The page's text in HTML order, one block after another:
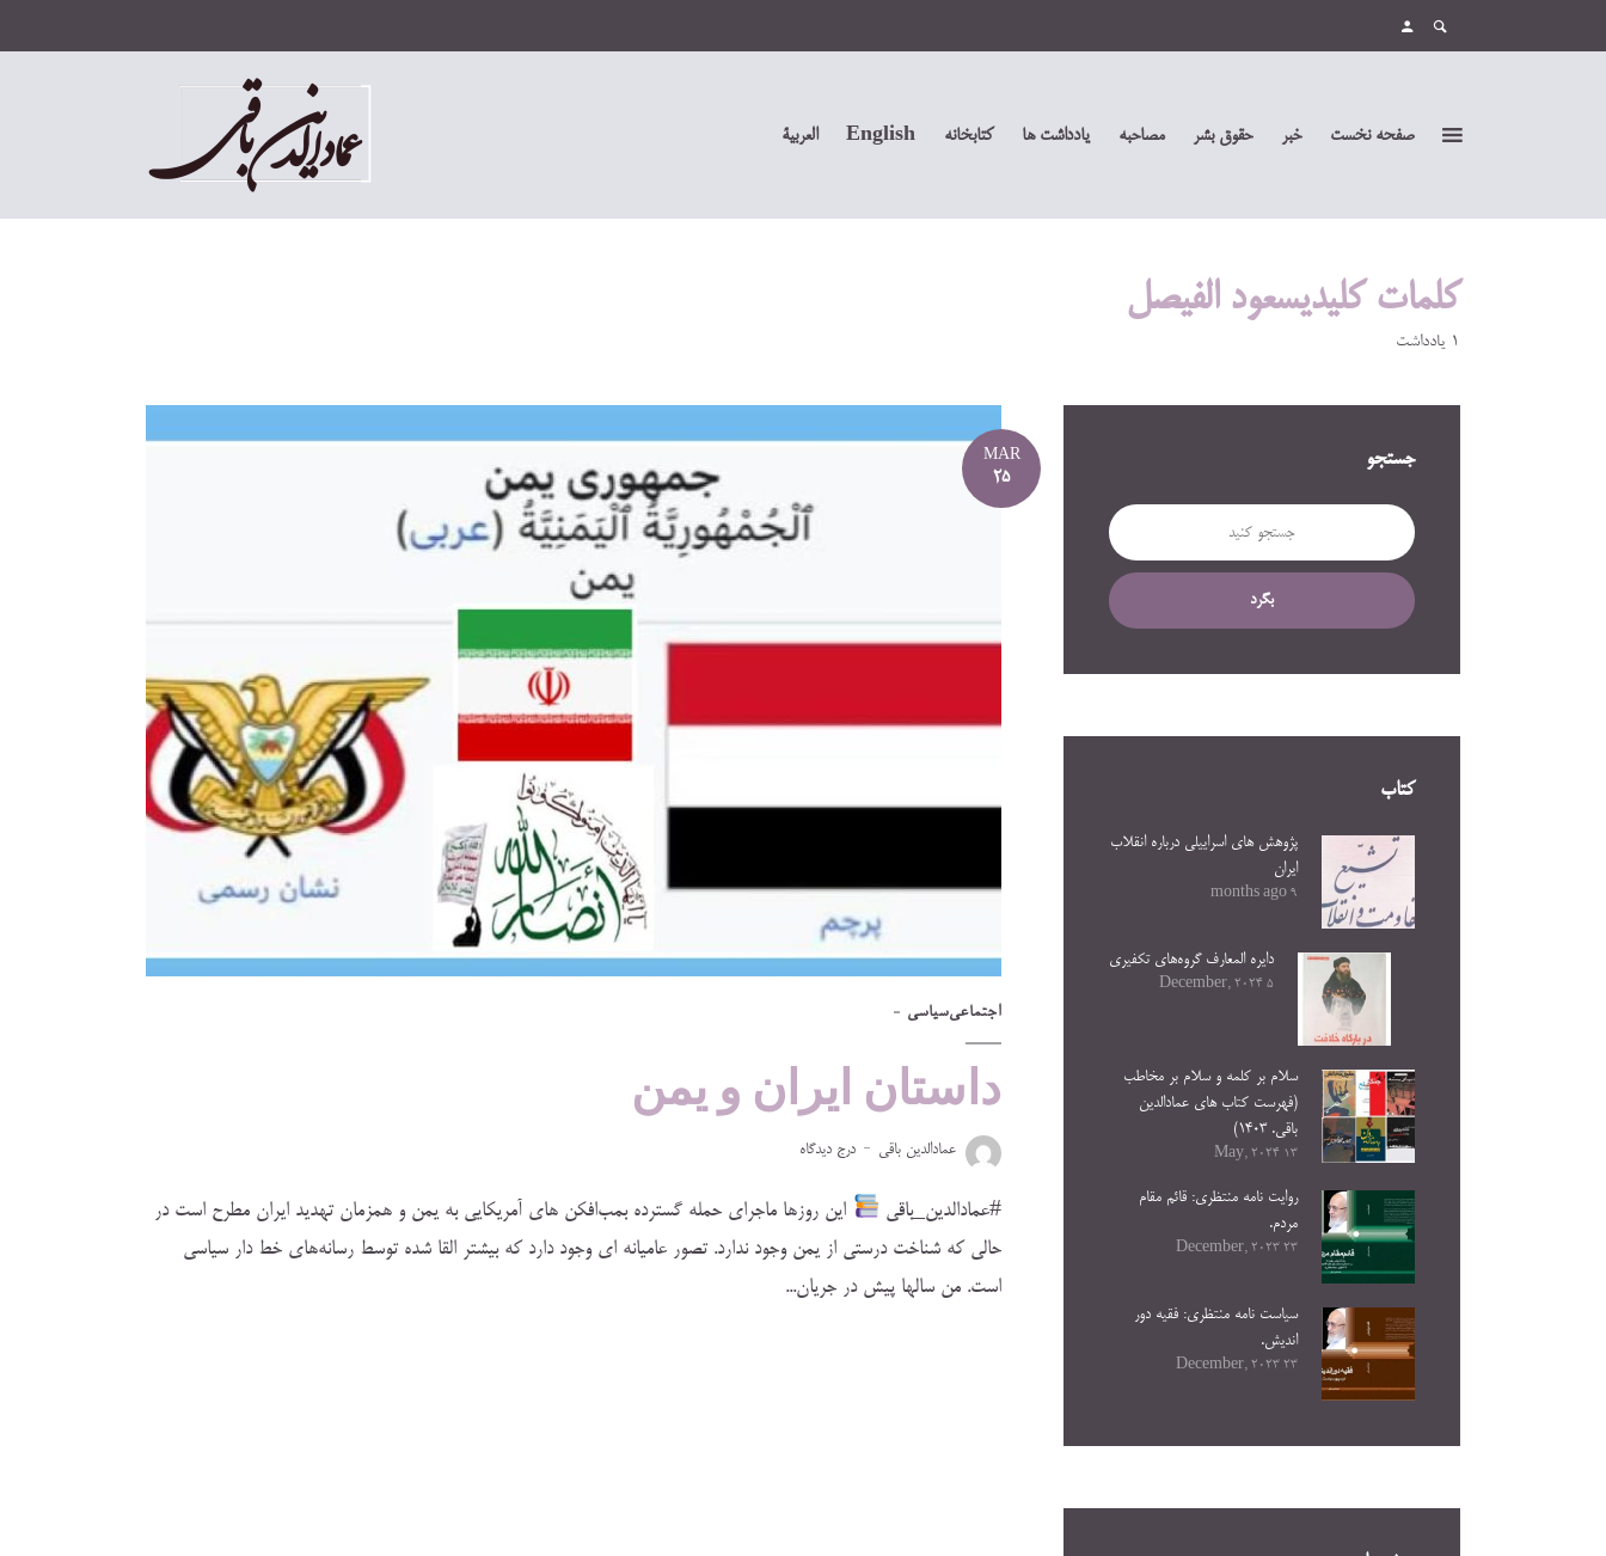
صفحه نخست خبر حقوق بشر مصاحبه یادداشت ها کتابخانه English العربیة
کلمات کلیدیسعود الفیصل
1 یادداشت
MAR
25
اجتماعیسیاسی
داستان ایران و یمن
عمادالدین باقی درج دیدگاه
#عمادالدین_باقی
این روزها ماجرای حمله گسترده بمب‌افکن های آمریکایی به یمن و همزمان تهدید ایران مطرح است در
حالی که شناخت درستی از یمن وجود ندارد. تصور عامیانه ای وجود دارد که بیشتر القا شده توسط رسانه‌های خط دار سیاسی
است. من سالها پیش در جریان...
جستجو
بگرد
کتاب
پژوهش های اسراییلی درباره انقلاب
ایران
9 months ago
دایره المعارف گروه‌های تکفیری
5 December, 2024
سلام بر کلمه و سلام بر مخاطب
(فهرست کتاب های عمادالدین
باقی. ۱۴۰۳)
13 May, 2024
روایت نامه منتظری: قائم مقام
مردم.
23 December, 2023
سیاست نامه منتظری: فقیه دور
اندیش.
23 December, 2023